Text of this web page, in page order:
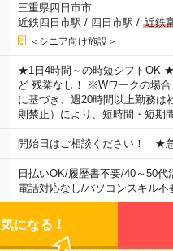
三重県四日市市
近鉄四日市駅 / 四日市駅 / 近鉄
＜シニア向け施設＞
★1日4時間～の時短シフトOK
ど 残業なし！ ※Wワークの場
に基づき、週20時間以上勤務
則禁止）により、短時間・短期
開始日はご相談ください！ ★
日払いOK/履歴書不要/40～50代
電話対応なし/パソコンスキル不
気になる！